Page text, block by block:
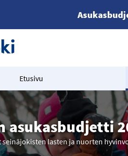
Etusivu
asukasbudjetti
seinäjokisten lasten ja nuorten